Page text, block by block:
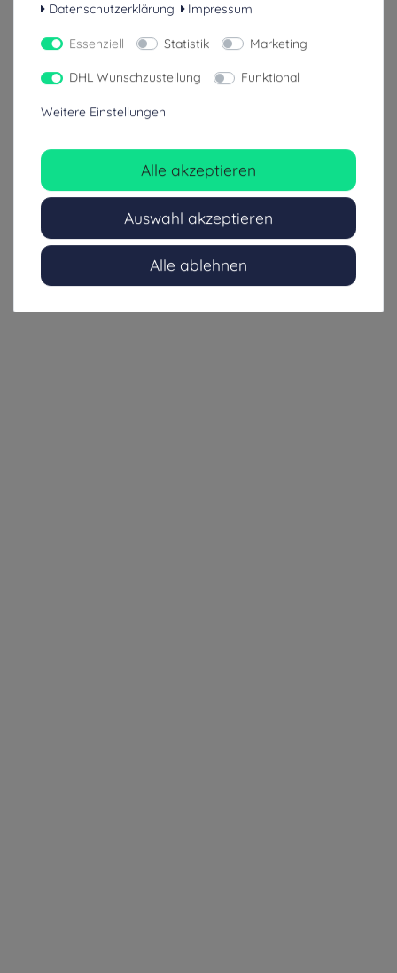
(16g) 2 Stück
5,00 € / Stück
inkl. ges. MwSt.
zzgl. Versandkosten
1-3 Tage (Ausland: 4-8 Tage)
Datenschutzerklärung
Impressum
Essenziell Statistik Marketing
DHL Wunschzustellung Funktional
Weitere Einstellungen
Alle akzeptieren
Auswahl akzeptieren
Alle ablehnen